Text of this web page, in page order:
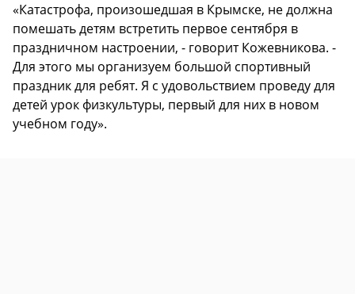
«Катастрофа, произошедшая в Крымске, не должна
помешать детям встретить первое сентября в
праздничном настроении, - говорит Кожевникова. -
Для этого мы организуем большой спортивный
праздник для ребят. Я с удовольствием проведу для
детей урок физкультуры, первый для них в новом
учебном году».